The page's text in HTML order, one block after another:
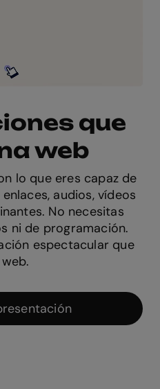
que
web
lo que eres capaz de
audios, vídeos
No necesitas
ni de programación.
espectacular que